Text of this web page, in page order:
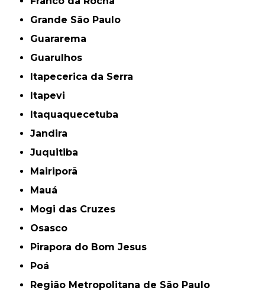
Grande São Paulo
Guararema
Guarulhos
Itapecerica da Serra
Itapevi
Itaquaquecetuba
Jandira
Juquitiba
Mairiporã
Mauá
Mogi das Cruzes
Osasco
Pirapora do Bom Jesus
Poá
Região Metropolitana de São Paulo